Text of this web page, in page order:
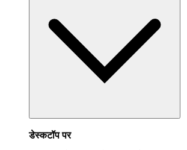
डेस्कटॉप पर